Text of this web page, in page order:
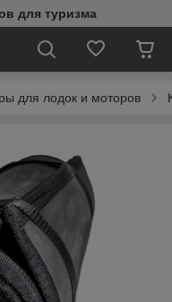
для туризма
для лодок и моторов